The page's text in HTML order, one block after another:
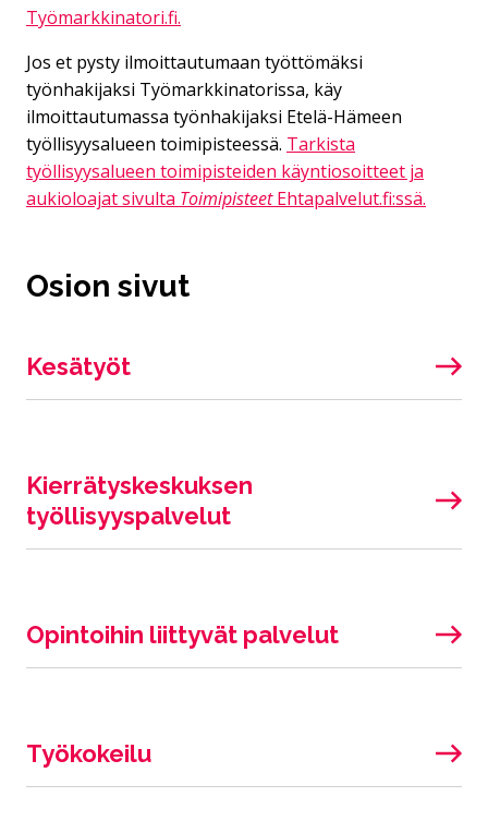
Työmarkkinatori.fi.
Jos et pysty ilmoittautumaan työttömäksi
työnhakijaksi Työmarkkinatorissa, käy
ilmoittautumassa työnhakijaksi Etelä-Hämeen
työllisyysalueen toimipisteessä. Tarkista
työllisyysalueen toimipisteiden käyntiosoitteet ja
aukioloajat sivulta ToimipisteetEhtapalvelut.fi:ssä.
Osion sivut
Kesätyöt
Kierrätyskeskuksen
työllisyyspalvelut
Opintoihin liittyvät palvelut
Työkokeilu